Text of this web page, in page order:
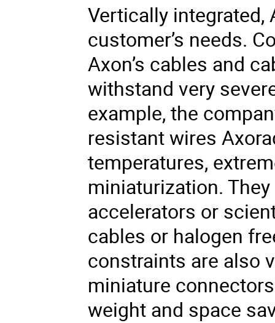
Vertically integrated,
customer’s needs.
Axon’s cables and
withstand very
example, the
resistant wires
temperatures,
miniaturization.
accelerators or
cables or halogen
constraints are also
miniature
weight and space